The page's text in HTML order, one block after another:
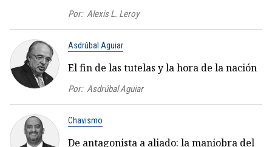
Por: Alexis L. Leroy
Asdrúbal Aguiar
El fin de las tutelas y la hora de la nación
Por: Asdrúbal Aguiar
Chavismo
De antagonista a aliado: la maniobra del